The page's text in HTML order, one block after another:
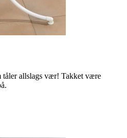
tåler ­allslags vær! Takket være